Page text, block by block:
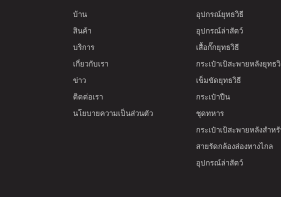
บ้าน
สินค้า
บริการ
เกี่ยวกับเรา
ข่าว
ติดต่อเรา
นโยบายความเป็นส่วนตัว
อุปกรณ์ยุทธวิธี
อุปกรณ์ล่าสัตว์
เสื้อกั๊กยุทธวิธี
กระเป๋าเป้สะพายหลังยุทธ
เข็มขัดยุทธวิธี
กระเป๋าปืน
ชุดทหาร
กระเป๋าเป้สะพายหลังสำห
สายรัดกล้องส่องทางไกล
อุปกรณ์ล่าสัตว์